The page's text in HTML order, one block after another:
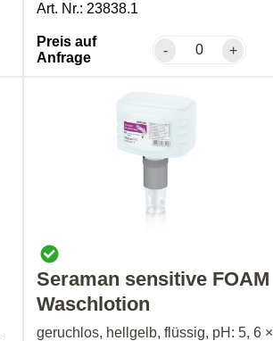
Art. Nr.: 23838.1
Preis auf
Anfrage
- +
Seraman sensitive FOAM
Waschlotion
geruchlos, hellgelb, flüssig, pH: 5, 6 ×